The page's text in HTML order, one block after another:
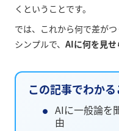
くということです。
では、これから何で差が
シンプルで、 AIに何を見
この記事でわかる
AIに一般論を
由